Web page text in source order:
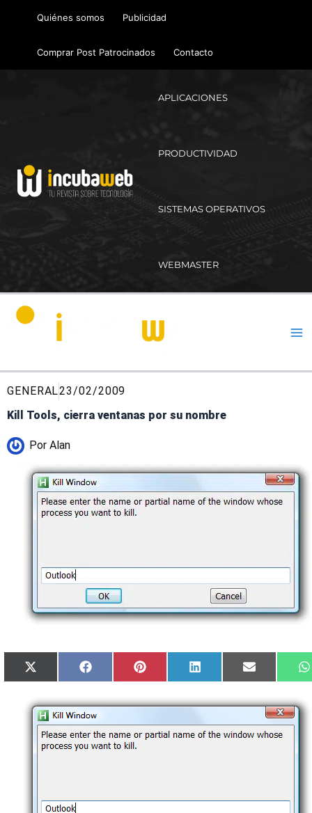
Quiénes somos Publicidad
Comprar Post Patrocinados Contacto
APLICACIONES
PRODUCTIVIDAD
SISTEMAS OPERATIVOS
WEBMASTER
GENERAL23/02/2009
Kill Tools, cierra ventanas por su nombre
Por Alan
Compartir
en
X
(Twitter)
Compartir
en
Facebook Compartir
en
Pinterest Compartir
en
LinkedIn
Compartir
en
Email